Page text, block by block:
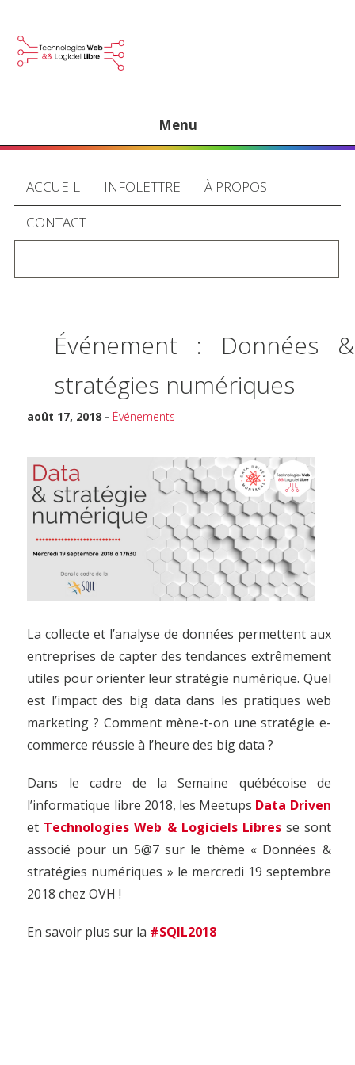
Menu
ACCUEIL INFOLETTRE
À PROPOS
CONTACT
Événement : Données &
stratégies numériques
août 17, 2018 - Événements
La collecte et l’analyse de données permettent aux
entreprises de capter des tendances extrêmement
utiles pour orienter leur stratégie numérique. Quel
est l’impact des big data dans les pratiques web
marketing ? Comment mène-t-on une stratégie e-
commerce réussie à l’heure des big data ?
Dans le cadre de la Semaine québécoise de
l’informatique libre 2018, les Meetups Data Driven
et Technologies Web & Logiciels Libresse sont
associé pour un 5@7 sur le thème « Données &
stratégies numériques » le mercredi 19 septembre
2018 chez OVH !
En savoir plus sur la #SQIL2018